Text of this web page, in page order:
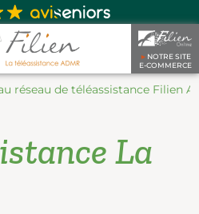
► NOTRE SITE
E-COMMERCE
réseau de téléassistance Filien
La